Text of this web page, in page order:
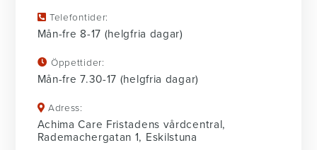
Telefontider:
Mån-fre 8-17 (helgfria dagar)
Öppettider:
Mån-fre 7.30-17 (helgfria dagar)
Adress:
Achima Care Fristadens vårdcentral,
Rademachergatan 1, Eskilstuna